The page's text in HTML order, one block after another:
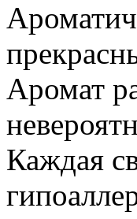
Аромат
Каждая